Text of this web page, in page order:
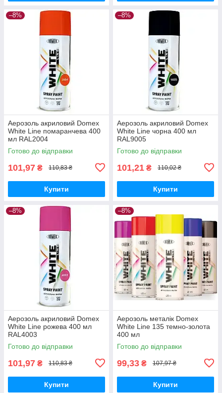
–8%
Аерозоль акриловий Domex
White Line помаранчева 400
мл RAL2004
Готово до відправки
101,97 ₴ 110,83 ₴
Купити
–8%
Аерозоль акриловий Domex
White Line чорна 400 мл
RAL9005
Готово до відправки
101,21 ₴ 110,02 ₴
Купити
–8%
Аерозоль акриловий Domex
White Line рожева 400 мл
RAL4003
Готово до відправки
101,97 ₴ 110,83 ₴
Купити
–8%
Аерозоль металік Domex
White Line 135 темно-золота
400 мл
Готово до відправки
99,33 ₴ 107,97 ₴
Купити